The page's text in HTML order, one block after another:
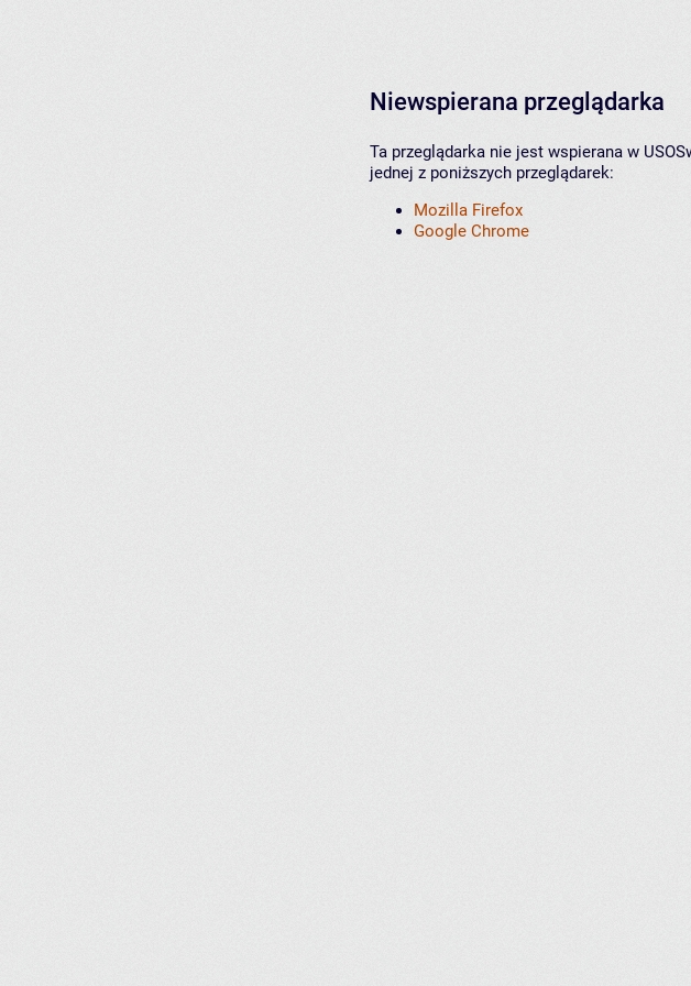
Niewspierana przeglądarka
Ta przeglądarka nie jest wspierana w
jednej z poniższych przeglądarek:
Mozilla Firefox
Google Chrome